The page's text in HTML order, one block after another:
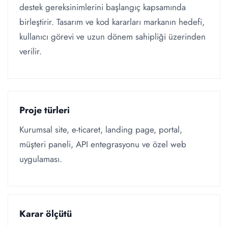
destek gereksinimlerini başlangıç kapsamında
birleştirir. Tasarım ve kod kararları markanın hedefi,
kullanıcı görevi ve uzun dönem sahipliği üzerinden
verilir.
Proje türleri
Kurumsal site, e-ticaret, landing page, portal,
müşteri paneli, API entegrasyonu ve özel web
uygulaması.
Karar ölçütü